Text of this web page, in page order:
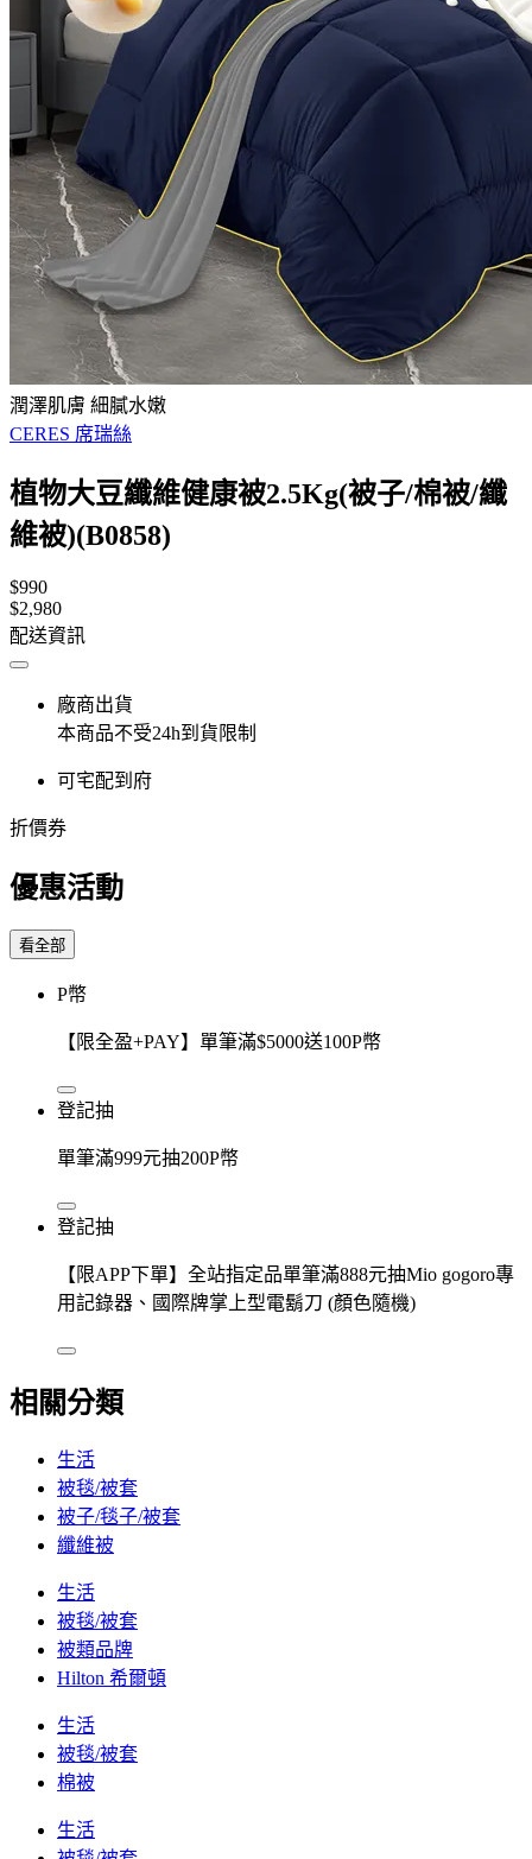
潤澤肌膚 細膩水嫩
CERES 席瑞絲
植物大豆纖維健康被2.5Kg(被子/棉被/纖
維被)(B0858)
$990
$2,980
配送資訊
廠商出貨
本商品不受24h到貨限制
可宅配到府
折價券
優惠活動
看全部
P幣
【限全盈+PAY】單筆滿$5000送100P幣
登記抽
單筆滿999元抽200P幣
登記抽
【限APP下單】全站指定品單筆滿888元抽Mio gogoro專
用記錄器、國際牌掌上型電鬍刀 (顏色隨機)
相關分類
生活
被毯/被套
被子/毯子/被套
纖維被
生活
被毯/被套
被類品牌
Hilton 希爾頓
生活
被毯/被套
棉被
生活